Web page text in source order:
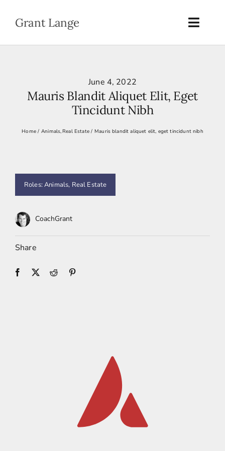
Grant Lange
June 4, 2022
Mauris Blandit Aliquet Elit, Eget
Tincidunt Nibh
Home Animals Real Estate Mauris blandit aliquet elit, eget tincidunt nibh
Roles:Animals, Real Estate
CoachGrant
Share